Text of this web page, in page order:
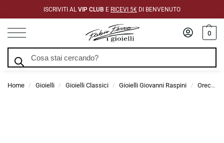
ISCRIVITI AL VIP CLUB E RICEVI 5€ DI BENVENUTO
0
Home / Gioielli / Gioielli Classici / Gioielli Giovanni Raspini / Orecchini Giovanni Raspini